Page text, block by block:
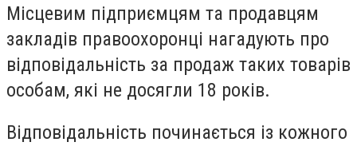
Місцевим підприємцям та продавцям
закладів правоохоронці нагадують про
відповідальність за продаж таких товарів
особам, які не досягли 18 років.
Відповідальність починається із кожного